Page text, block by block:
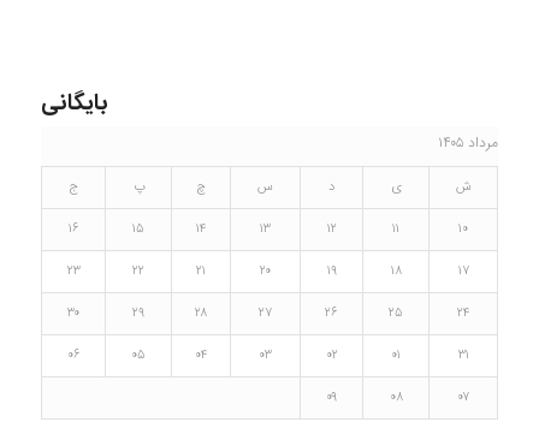
بایگانی
مرداد ۱۴۰۵
ش ی د س چ پ
ج
۱۰
۱۱ ۱۲ ۱۳ ۱۴ ۱۵
۱۶
۱۷
۱۸ ۱۹ ۲۰ ۲۱ ۲۲
۲۳
۲۴
۲۵ ۲۶ ۲۷ ۲۸ ۲۹
۳۰
۳۱
۰۱ ۰۲ ۰۳ ۰۴ ۰۵
۰۶
۰۷
۰۸ ۰۹